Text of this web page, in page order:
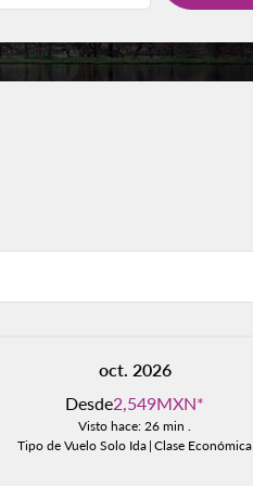
oct. 2026
Desde2,549MXN*
Visto hace: 26 min .
Tipo de Vuelo Solo Ida | Clase Económica